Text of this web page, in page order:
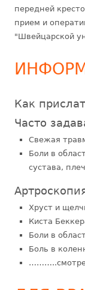
передней
прием и
"Швейцарской
Как
Часто
Свежая
Боли в
сустава,
Хруст и
Киста
Боли в
Боль в